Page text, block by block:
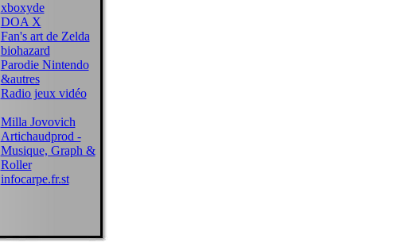
xboxyde
DOA X
Fan's art de Zelda
biohazard
Parodie Nintendo
&autres
Radio jeux vidéo
Milla Jovovich
Artichaudprod -
Musique, Graph &
Roller
infocarpe.fr.st